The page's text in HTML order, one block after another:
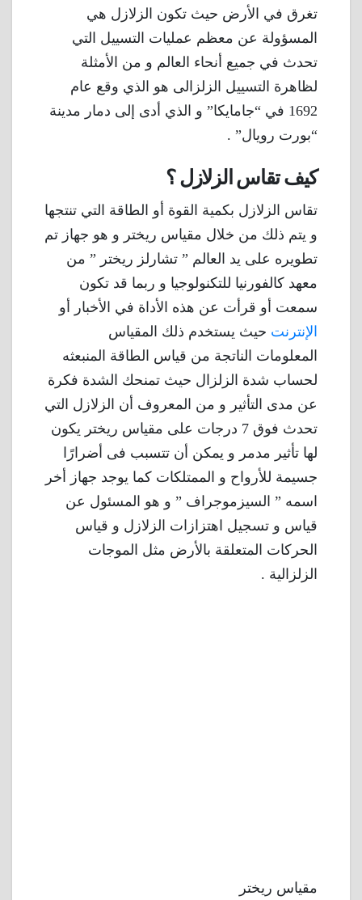
تغرق في الأرض حيث تكون الزلازل هي
المسؤولة عن معظم عمليات التسييل التي
تحدث في جميع أنحاء العالم و من الأمثلة
لظاهرة التسييل الزلزالى هو الذي وقع عام
1692 في “جامايكا” و الذي أدى إلى دمار مدينة
“بورت رويال” .
كيف تقاس الزلازل ؟
تقاس الزلازل بكمية القوة أو الطاقة التي تنتجها
و يتم ذلك من خلال مقياس ريختر و هو جهاز تم
تطويره على يد العالم ” تشارلز ريختر ” من
معهد كالفورنيا للتكنولوجيا و ربما قد تكون
سمعت أو قرأت عن هذه الأداة في الأخبار أو
الإنترنت حيث يستخدم ذلك المقياس
المعلومات الناتجة من قياس الطاقة المنبعثه
لحساب شدة الزلزال حيث تمنحك الشدة فكرة
عن مدى التأثير و من المعروف أن الزلازل التي
تحدث فوق 7 درجات على مقياس ريختر يكون
لها تأثير مدمر و يمكن أن تتسبب فى أضرارًا
جسيمة للأرواح و الممتلكات كما يوجد جهاز أخر
اسمه ” السيزموجراف ” و هو المسئول عن
قياس و تسجيل اهتزازات الزلازل و قياس
الحركات المتعلقة بالأرض مثل الموجات
الزلزالية .
مقياس ريختر